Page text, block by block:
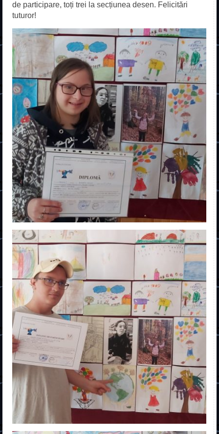
Profesori
Galerie
Erasmus+
ADMITERE
Liceu
Frecvență redusă
Școală profesională
Dual
Special
Școala de șoferi
Postliceal
de participare, toți trei la secțiunea desen. Felicitări
tuturor!